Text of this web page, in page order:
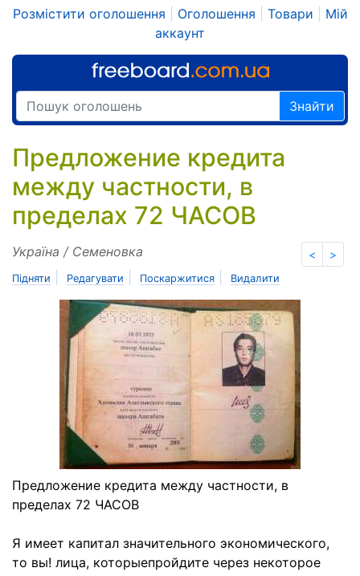
Розмістити оголошення Оголошення Товари
Мій
аккаунт
Знайти
Предложение кредита
между частности, в
пределах 72 ЧАСОВ
< >
Україна / Семеновка
Підняти Редагувати Поскаржитися Видалити
Предложение кредита между частности, в
пределах 72 ЧАСОВ
Я имеет капитал значительного экономического,
то вы! лица, которыепройдите через некоторое